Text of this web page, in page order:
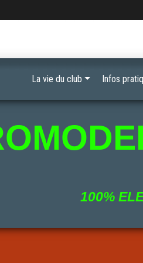
100%
La vie du club Infos